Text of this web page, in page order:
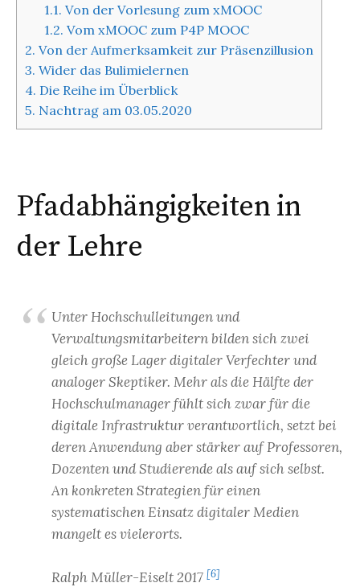
1.1. Von der Vorlesung zum xMOOC
1.2. Vom xMOOC zum P4P MOOC
2. Von der Aufmerksamkeit zur Präsenzillusion
3. Wider das Bulimielernen
4. Die Reihe im Überblick
5. Nachtrag am 03.05.2020
Pfadabhängigkeiten in
der Lehre
Unter Hochschulleitungen und
Verwaltungsmitarbeitern bilden sich zwei
gleich große Lager digitaler Verfechter und
analoger Skeptiker. Mehr als die Hälfte der
Hochschulmanager fühlt sich zwar für die
digitale Infrastruktur verantwortlich, setzt bei
deren Anwendung aber stärker auf Professoren,
Dozenten und Studierende als auf sich selbst.
An konkreten Strategien für einen
systematischen Einsatz digitaler Medien
mangelt es vielerorts.
Ralph Müller-Eiselt 2017 [6]